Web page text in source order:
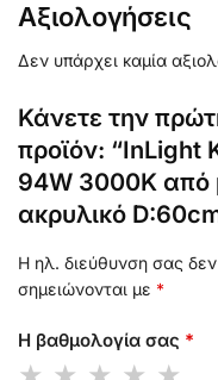
Αξιολογήσεις
Δεν υπάρχει καμία
Κάνετε την
προϊόν: “InLight
94W 3000K από
ακρυλικό
Η ηλ. διεύθυνση σας δεν
σημειώνονται με *
Η βαθμολογία σας *